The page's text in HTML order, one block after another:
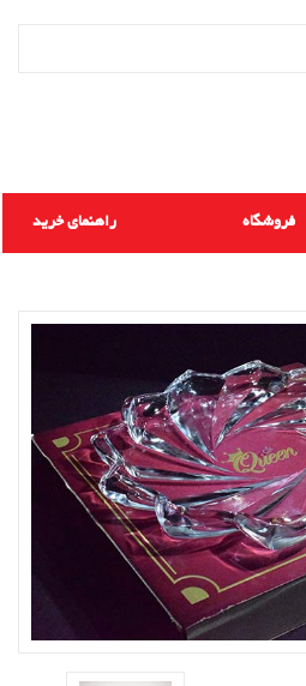
راهنمای خرید فروشگاه